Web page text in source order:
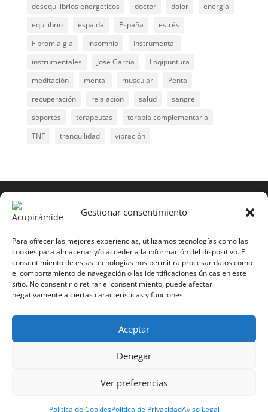
Gestionar consentimiento
Para ofrecer las mejores experiencias, utilizamos tecnologías como las
cookies para almacenar y/o acceder a la información del dispositivo. El
consentimiento de estas tecnologías nos permitirá procesar datos como
el comportamiento de navegación o las identificaciones únicas en este
sitio. No consentir o retirar el consentimiento, puede afectar
negativamente a ciertas características y funciones.
Aceptar
Denegar
Ver preferencias
Política de CookiesPolítica de PrivacidadAviso Legal
desequilibrios energéticos
doctor dolor
energía
equilibrio
espalda España
estrés
Fibromialgia
Insomnio
Instrumental
instrumentales
José García
Loqipuntura
meditación
mental muscular
Penta
recuperación
relajación salud
sangre
soportes
terapeutas
terapia complementaria
TNF
tranquilidad vibración
reservados
estas páginas o parte de ellas, necesita pedir
autorización por escrito a Mario Gil Sánchez.
Todos los instrumentales están PATENTADOS.
Web inaugurada en 2002 (última actualización en
2025).
Política de Privacidad